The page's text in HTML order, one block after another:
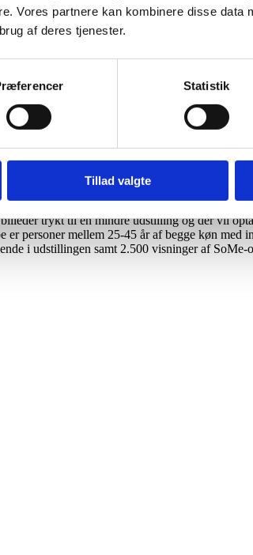
Vores partnere kan kombinere disse data
af deres tjenester.
Statistik
Tillad valgte
for børn/unge med handicap i Tanzania
IAS og Syd-partner STCC de sidste 12 år
trykt til en mindre udstilling og der vil
personer mellem 25-45 år af begge køn
i udstillingen samt 2.500 visninger af SoMe-